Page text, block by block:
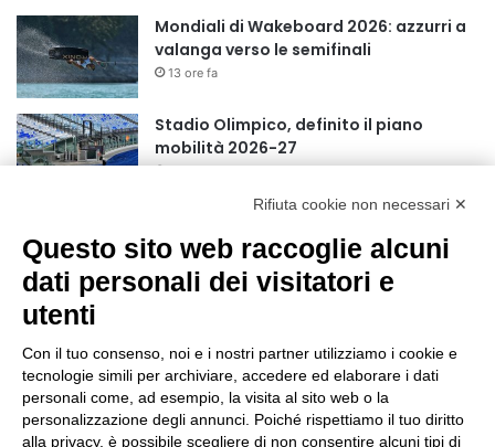
Mondiali di Wakeboard 2026: azzurri a
valanga verso le semifinali
13 ore fa
Stadio Olimpico, definito il piano
mobilità 2026-27
17 ore fa
farmaci in Italia
20 ore fa
arrivi e 1,7 milioni di presenze
22 ore fa
Un nuovo modello di IA stima il volume
dei ghiacciai del pianeta
Rifiuta cookie non necessari ✕
Questo sito web raccoglie alcuni
dati personali dei visitatori e
utenti
Con il tuo consenso, noi e i nostri partner utilizziamo i cookie e
tecnologie simili per archiviare, accedere ed elaborare i dati
personali come, ad esempio, la visita al sito web o la
personalizzazione degli annunci. Poiché rispettiamo il tuo diritto
alla privacy, è possibile scegliere di non consentire alcuni tipi di